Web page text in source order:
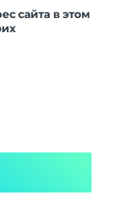
сайта в этом